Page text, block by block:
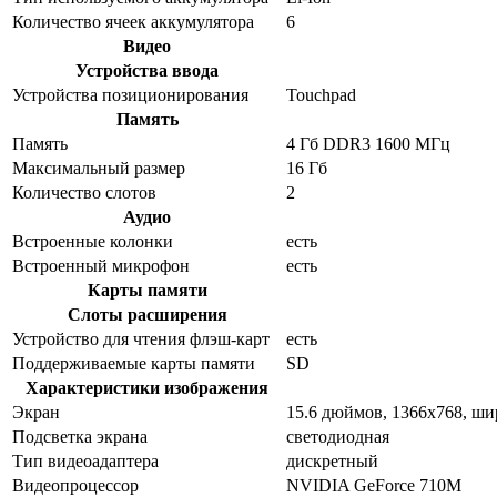
Количество ячеек аккумулятора
6
Видео
Устройства ввода
Устройства позиционирования
Touchpad
Память
Память
4 Гб DDR3 1600 МГц
Максимальный размер
16 Гб
Количество слотов
2
Аудио
Встроенные колонки
есть
Встроенный микрофон
есть
Карты памяти
Слоты расширения
Устройство для чтения флэш-карт
есть
Поддерживаемые карты памяти
SD
Характеристики изображения
Экран
15.6 дюймов, 1366x768,
Подсветка экрана
светодиодная
Тип видеоадаптера
дискретный
Видеопроцессор
NVIDIA GeForce 710M